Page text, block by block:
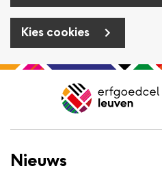
Kies cookies
Overslaan
gaan
Navigatie
wisselen
Nieuws